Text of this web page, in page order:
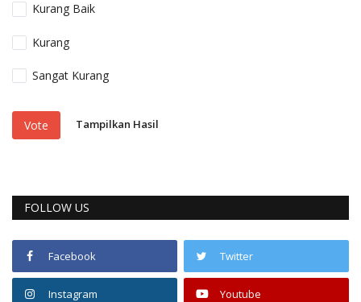
Kurang Baik
Kurang
Sangat Kurang
Vote Tampilkan Hasil
FOLLOW US
Facebook Twitter
Instagram Youtube